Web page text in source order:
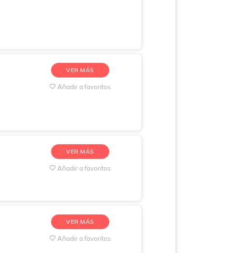
VER MÁS
Añadir a favoritos
VER MÁS
Añadir a favoritos
VER MÁS
Añadir a favoritos